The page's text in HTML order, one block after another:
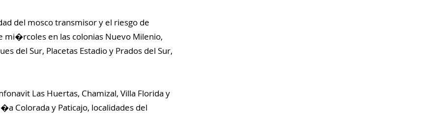
del mosco transmisor y el riesgo de
en las colonias Nuevo Milenio,
del Sur, Placetas Estadio y Prados del Sur,
Las Huertas, Chamizal, Villa Florida y
Colorada y Paticajo, localidades del